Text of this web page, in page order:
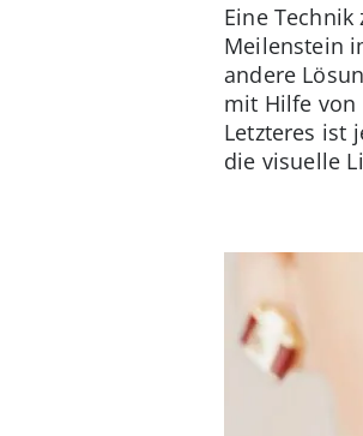
Eine
Meilenstein
andere
mit Hilfe von
Letzteres ist
die visuelle